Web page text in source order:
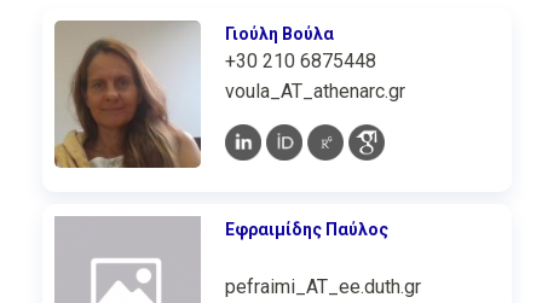
Γιούλη Βούλα
+30 210 6875448
voula_AT_athenarc.gr
Εφραιμίδης Παύλος
pefraimi_AT_ee.duth.gr